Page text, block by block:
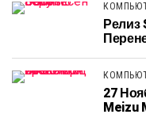
Релиз
27
Meizu